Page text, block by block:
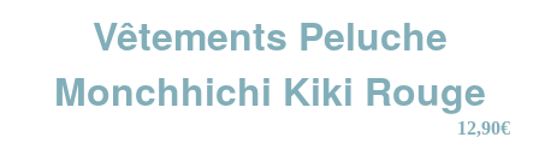
Vêtements Peluche
Monchhichi Kiki Rouge
12,90€